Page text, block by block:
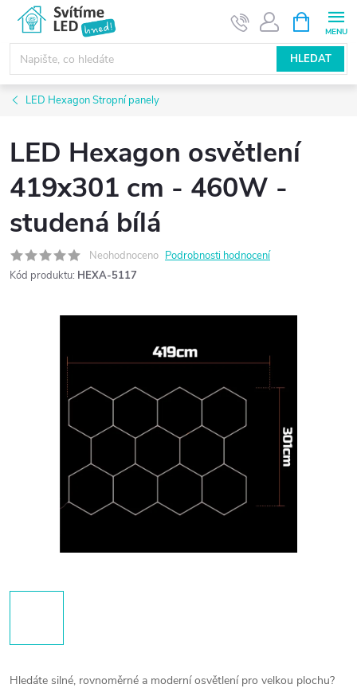
obsah
HLEDAT
NÁKUPNÍ
KOŠÍK
LED Hexagon Stropní panely
LED Hexagon osvětlení
419x301 cm - 460W -
studená bílá
Neohodnoceno Podrobnosti hodnocení
Kód produktu: HEXA-5117
Hledáte silné, rovnoměrné a moderní osvětlení pro velkou plochu?